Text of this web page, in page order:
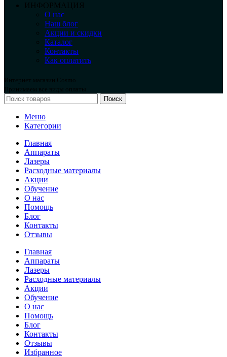
ИНФОРМАЦИЯ
О нас
Наш блог
Акции и скидки
Каталог
Контакты
Как оплатить
Интернет магазин Cosmo
Принимаем все виды оплаты.
Поиск
Меню
Категории
Главная
Аппараты
Лазеры
Расходные материалы
Акции
Обучение
О нас
Помощь
Блог
Контакты
Отзывы
Главная
Аппараты
Лазеры
Расходные материалы
Акции
Обучение
О нас
Помощь
Блог
Контакты
Отзывы
Избранное